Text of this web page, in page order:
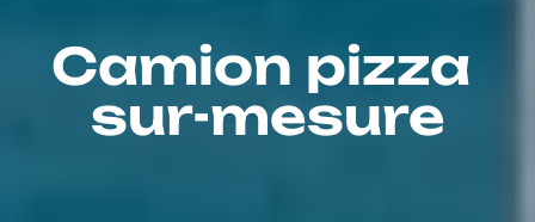
Camion pizza
sur-mesure